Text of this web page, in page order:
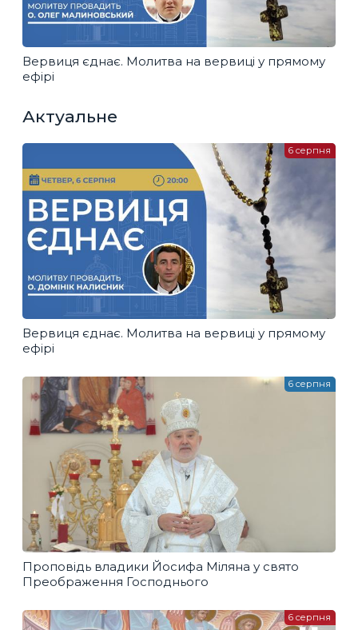
Вервиця єднає. Молитва на вервиці у прямому
ефірі
Актуальне
Вервиця єднає. Молитва на вервиці у прямому
ефірі
6 серпня
Проповідь владики Йосифа Міляна у свято
Преображення Господнього
6 серпня
6 серпня